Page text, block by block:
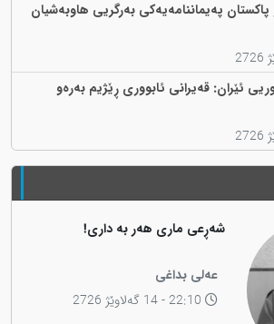
پاکستان پەیماننامەیەکی بەرگریی هاوبەشیان
ئێران: قەیرانی ئابووری ڕێژیم بەرەو
شەڕعی ماری هەر بە داری!
عەلی بداغی